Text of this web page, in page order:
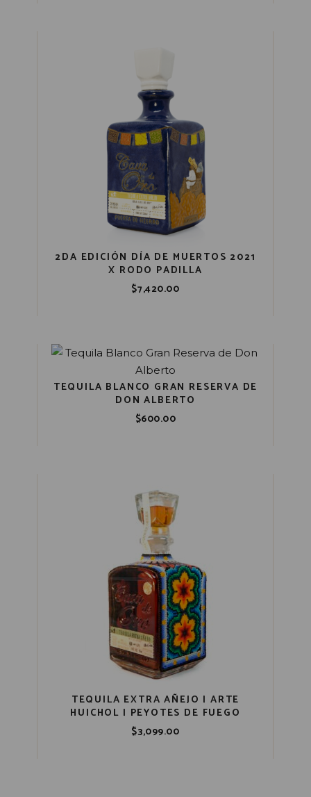
2DA EDICIÓN DÍA DE MUERTOS 2021
X RODO PADILLA
$7,420.00
TEQUILA BLANCO GRAN RESERVA DE
DON ALBERTO
$600.00
TEQUILA EXTRA AÑEJO | ARTE
HUICHOL | PEYOTES DE FUEGO
$3,099.00